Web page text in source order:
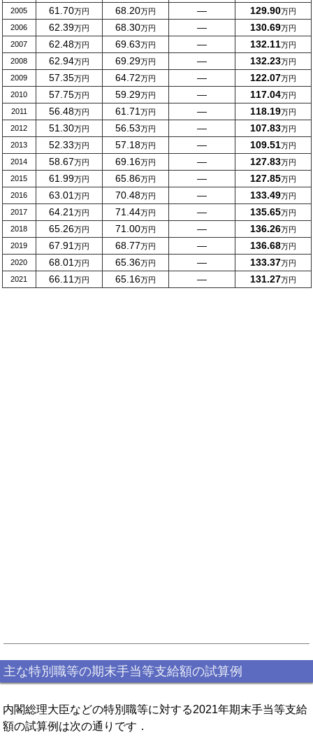
2005 61.70万円 68.20万円 ― 129.90万円
2006
62.39万円 68.30万円 ― 130.69万円
2007
62.48万円 69.63万円 ― 132.11万円
2008
62.94万円 69.29万円 ― 132.23万円
2009
57.35万円 64.72万円 ― 122.07万円
2010
57.75万円 59.29万円 ― 117.04万円
2011
56.48万円 61.71万円 ― 118.19万円
2012
51.30万円 56.53万円 ― 107.83万円
2013
52.33万円 57.18万円 ― 109.51万円
2014
58.67万円 69.16万円 ― 127.83万円
2015
61.99万円 65.86万円 ― 127.85万円
2016
63.01万円 70.48万円 ― 133.49万円
2017
64.21万円 71.44万円 ― 135.65万円
2018
65.26万円 71.00万円 ― 136.26万円
2019
67.91万円 68.77万円 ― 136.68万円
2020
68.01万円 65.36万円 ― 133.37万円
2021
66.11万円 65.16万円 ― 131.27万円
主な特別職等の期末手当等支給額の試算例
内閣総理大臣などの特別職等に対する2021年期末手当等支給
額の試算例は次の通りです．